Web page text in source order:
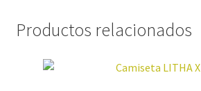
Productos relacionados